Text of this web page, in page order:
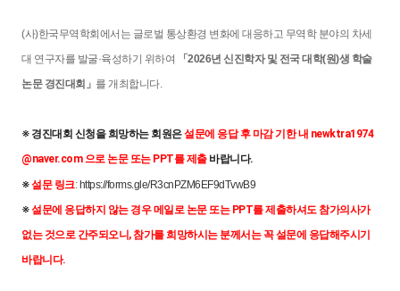
(사)한국무역학회에서는 글로벌 통상환경 변화에 대응하고 무역학 분야의 차세
대 연구자를 발굴·육성하기 위하여 「2026년 신진학자 및 전국 대학(원)생 학술
논문 경진대회」 를 개최합니다.
※ 경진대회 신청을 희망하는 회원은 설문에 응답 후 마감 기한 내 newktra1974
@naver.com 으로 논문 또는 PPT를 제출 바랍니다.
※ 설문 링크: https://forms.gle/R3cnPZM6EF9dTvwB9
※ 설문에 응답하지 않는 경우 메일로 논문 또는 PPT를 제출하셔도 참가의사가
없는 것으로 간주되오니, 참가를 희망하시는 분께서는 꼭 설문에 응답해주시기
바랍니다.